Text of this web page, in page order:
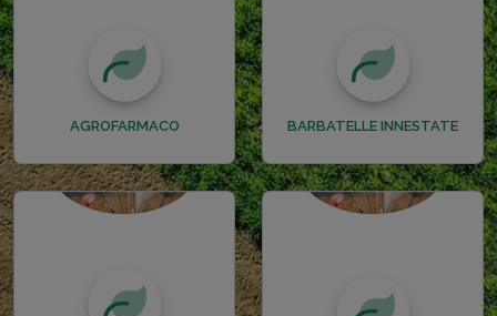
AGROFARMACO BARBATELLE INNESTATE